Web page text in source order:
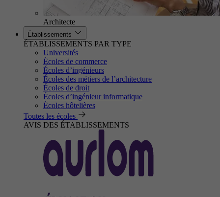
Architecte
Établissements
ÉTABLISSEMENTS PAR TYPE
Universités
Écoles de commerce
Écoles d’ingénieurs
Écoles des métiers de l’architecture
Écoles de droit
Écoles d’ingénieur informatique
Écoles hôtelières
Toutes les écoles
AVIS DES ÉTABLISSEMENTS